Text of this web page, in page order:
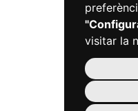
visitar la